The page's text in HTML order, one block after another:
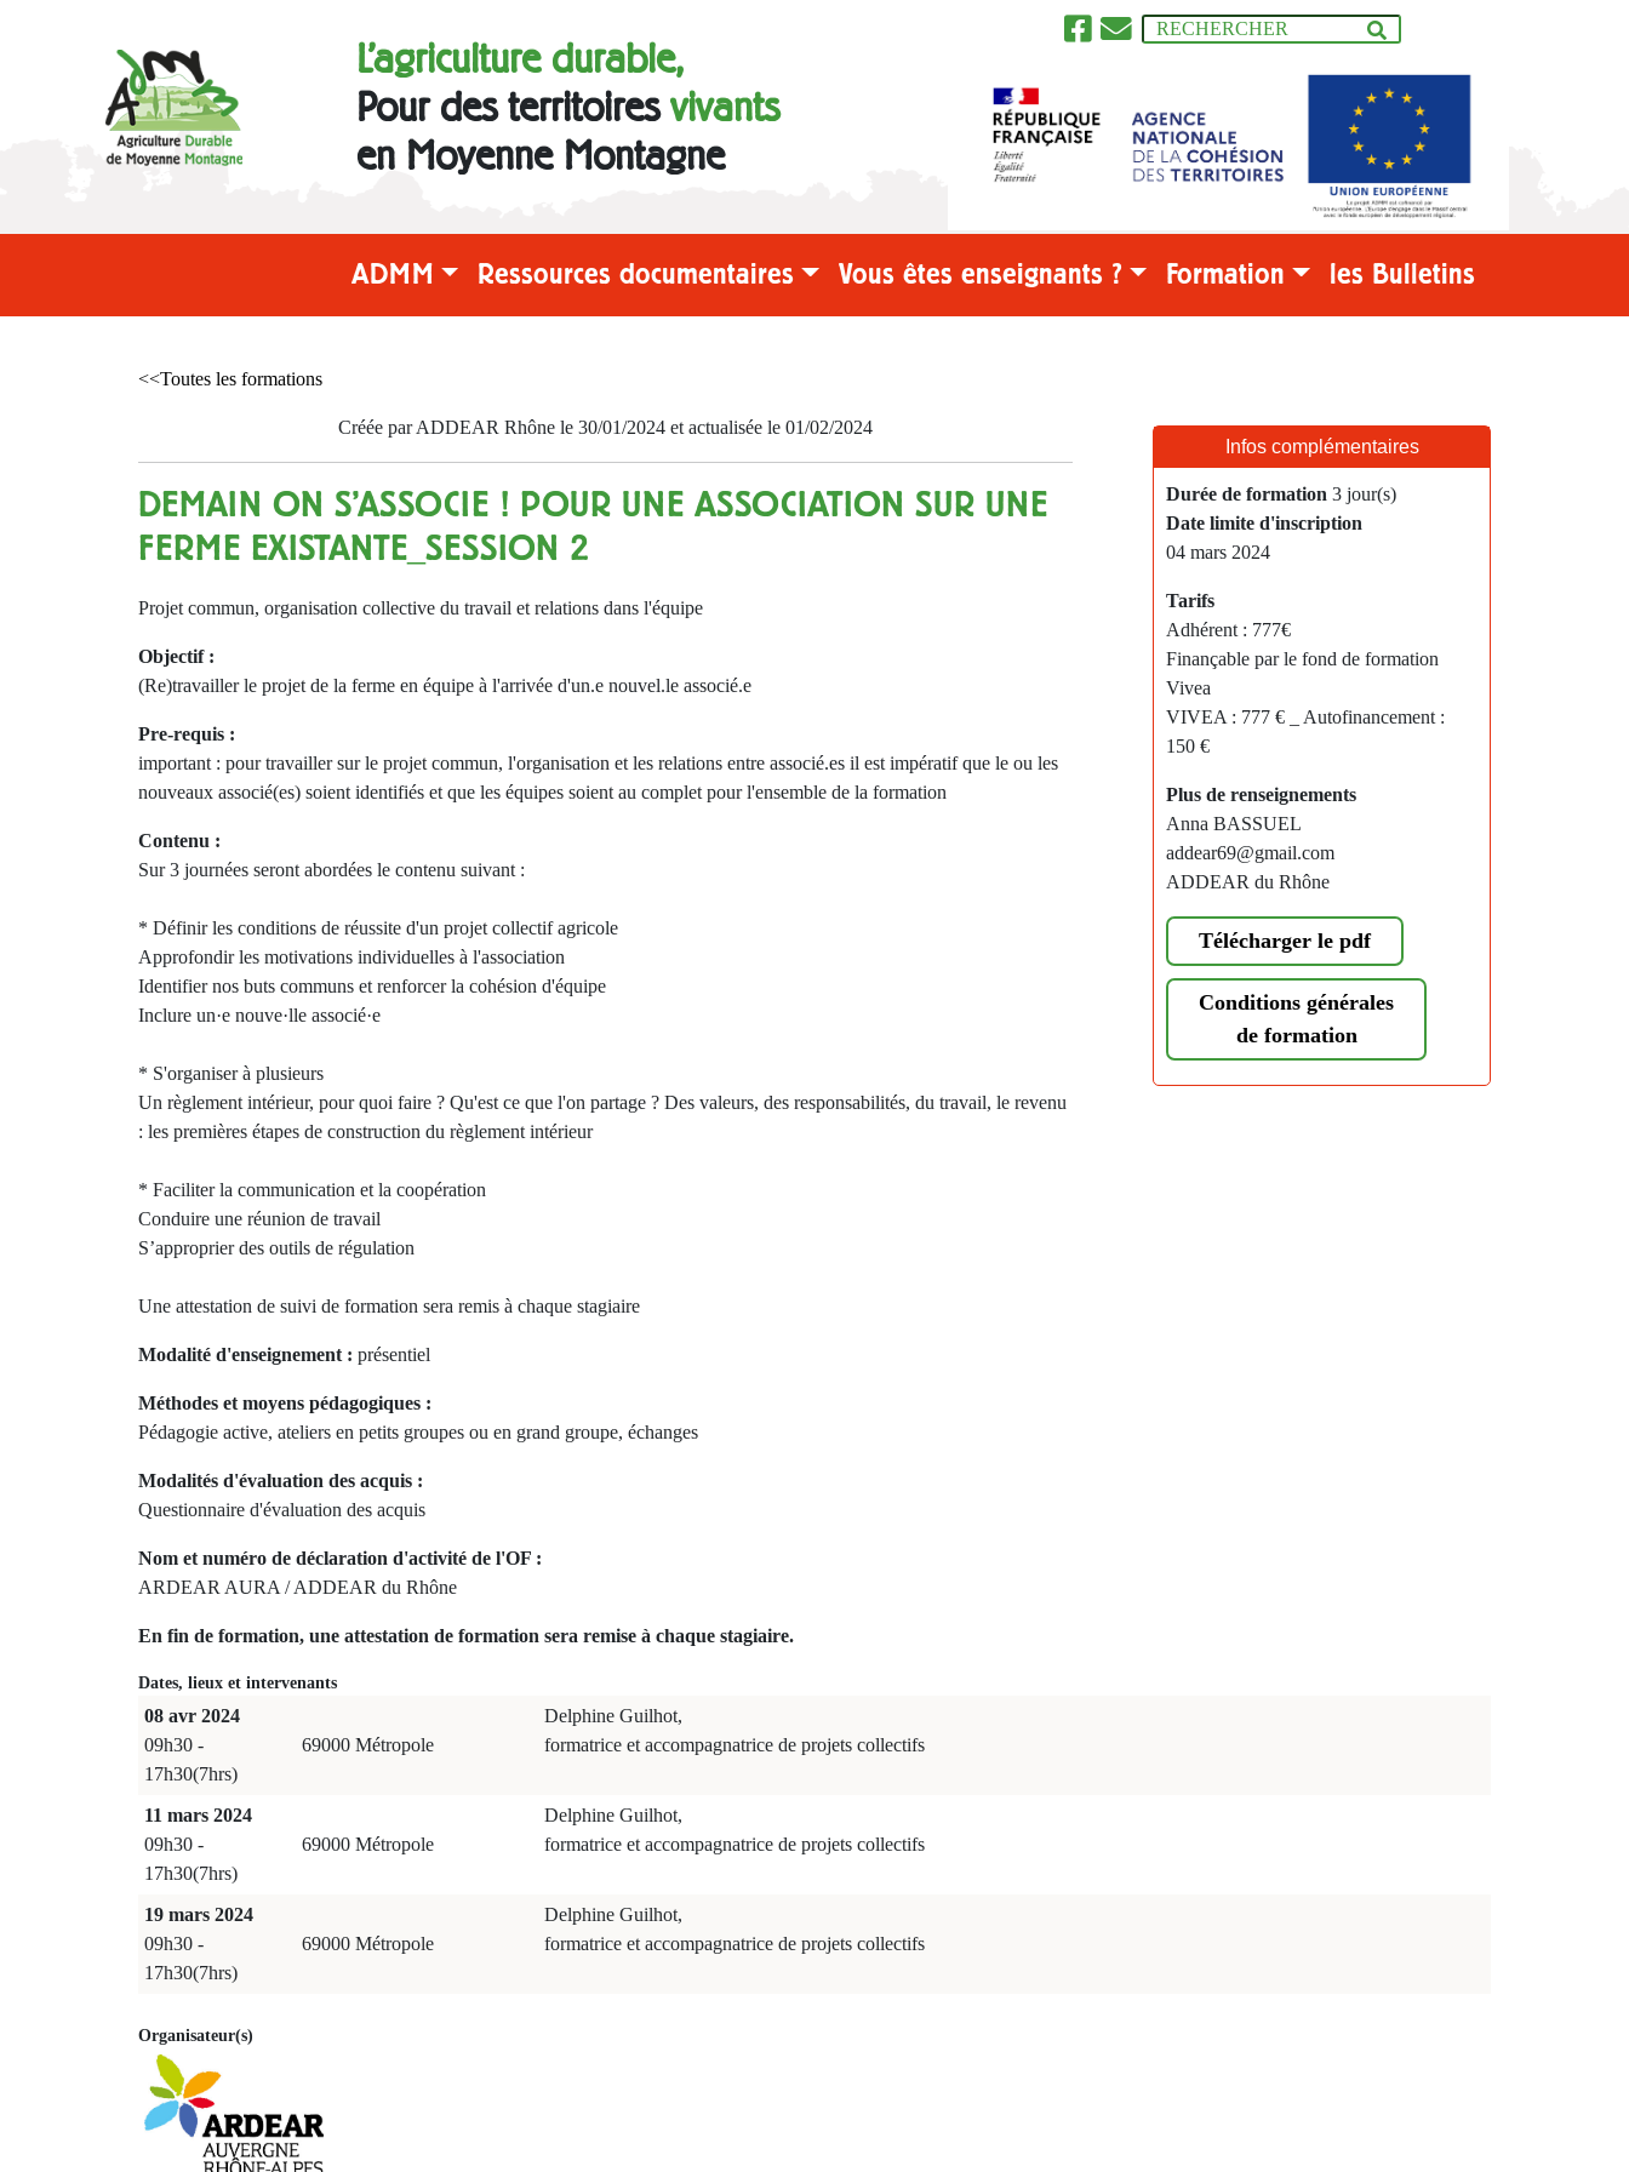
L'agriculture durable,
Pour des territoiresvivants
en Moyenne Montagne
ADMM Ressources documentaires Vous êtes enseignants ? Formation les Bulletins
<<Toutes les formations
Créée par ADDEAR Rhône le 30/01/2024 et actualisée le 01/02/2024
DEMAIN ON S'ASSOCIE ! POUR UNE ASSOCIATION SUR UNE
FERME EXISTANTE_SESSION 2
Projet commun, organisation collective du travail et relations dans l'équipe
Objectif :
(Re)travailler le projet de la ferme en équipe à l'arrivée d'un.e nouvel.le associé.e
Pre-requis :
important : pour travailler sur le projet commun, l'organisation et les relations entre associé.es il est impératif que le ou les
nouveaux associé(es) soient identifiés et que les équipes soient au complet pour l'ensemble de la formation
Contenu :
Sur 3 journées seront abordées le contenu suivant :
* Définir les conditions de réussite d'un projet collectif agricole
Approfondir les motivations individuelles à l'association
Identifier nos buts communs et renforcer la cohésion d'équipe
Inclure un·e nouve·lle associé·e
* S'organiser à plusieurs
Un règlement intérieur, pour quoi faire ? Qu'est ce que l'on partage ? Des valeurs, des responsabilités, du travail, le revenu
: les premières étapes de construction du règlement intérieur
* Faciliter la communication et la coopération
Conduire une réunion de travail
S’approprier des outils de régulation
Une attestation de suivi de formation sera remis à chaque stagiaire
Modalité d'enseignement : présentiel
Méthodes et moyens pédagogiques :
Pédagogie active, ateliers en petits groupes ou en grand groupe, échanges
Modalités d'évaluation des acquis :
Questionnaire d'évaluation des acquis
Nom et numéro de déclaration d'activité de l'OF :
ARDEAR AURA / ADDEAR du Rhône
En fin de formation, une attestation de formation sera remise à chaque stagiaire.
Infos complémentaires
Durée de formation 3 jour(s)
Date limite d'inscription
04 mars 2024
Tarifs
Adhérent : 777€
Finançable par le fond de formation
Vivea
VIVEA : 777 € _ Autofinancement :
150 €
Plus de renseignements
Anna BASSUEL
addear69@gmail.com
ADDEAR du Rhône
Télécharger le pdf
Conditions générales
de formation
Dates, lieux et intervenants
08 avr 2024
09h30 -
17h30(7hrs)
69000 Métropole
Delphine Guilhot,
formatrice et accompagnatrice de projets collectifs
11 mars 2024
09h30 -
17h30(7hrs)
69000 Métropole
Delphine Guilhot,
formatrice et accompagnatrice de projets collectifs
19 mars 2024
09h30 -
17h30(7hrs)
69000 Métropole
Delphine Guilhot,
formatrice et accompagnatrice de projets collectifs
Organisateur(s)